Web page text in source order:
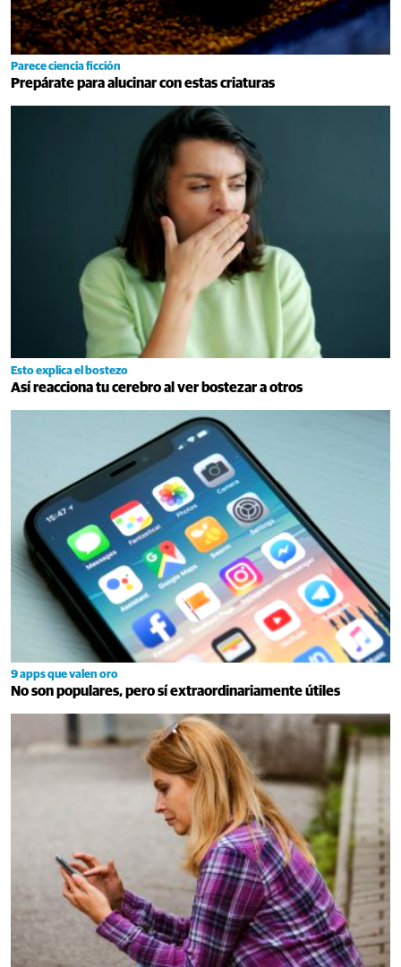
Parece ciencia ficción
Prepárate para alucinar con estas criaturas
Esto explica el bostezo
Así reacciona tu cerebro al ver bostezar a otros
9 apps que valen oro
No son populares, pero sí extraordinariamente útiles